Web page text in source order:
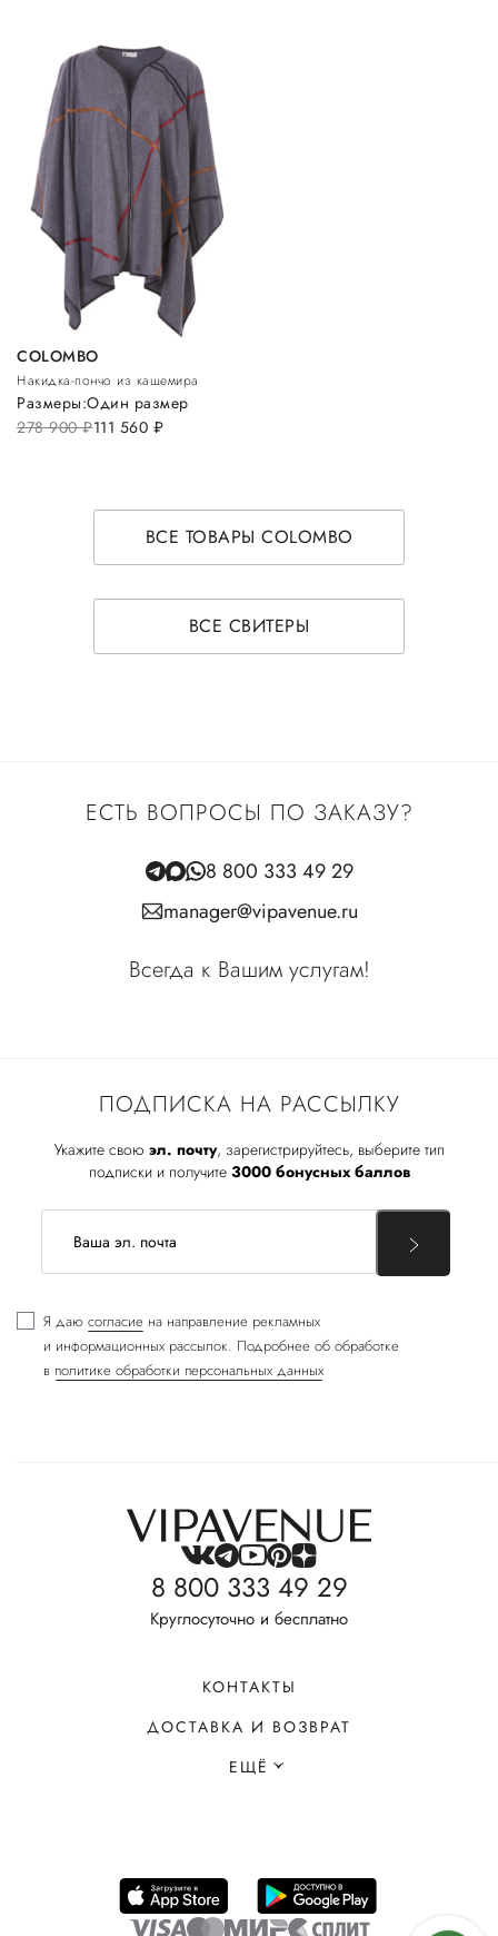
COLOMBO
Накидка-пончо из кашемира
278 900руб.111 560 руб.
Размеры:Один размер
ВСЕ ТОВАРЫ COLOMBO
ВСЕ СВИТЕРЫ
ПОДПИСКА НА РАССЫЛКУ
Укажите свою эл. почту, зарегистрируйтесь, выберите тип
подписки и получите 3000 бонусных баллов
Я даю согласие на направление рекламных
и информационных рассылок. Подробнее об обработке
в политике обработки персональных данных
ЕСТЬ ВОПРОСЫ ПО ЗАКАЗУ?
8 800 333 49 29
manager@vipavenue.ru
Всегда к Вашим услугам!
8 800 333 49 29
Круглосуточно и бесплатно
КОНТАКТЫ
ДОСТАВКА И ВОЗВРАТ
ЕЩЁ